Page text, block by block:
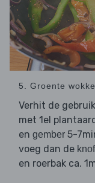
5. Groente
Verhit de
met 1el
en gember 5-
voeg dan de
en roerbak ca.